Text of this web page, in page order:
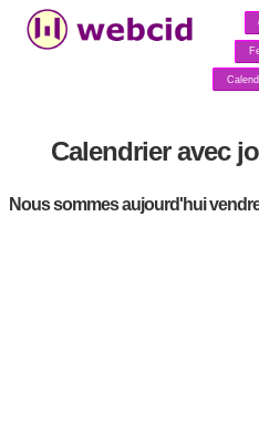
Calendrier avec
Nous sommes aujourd'hui